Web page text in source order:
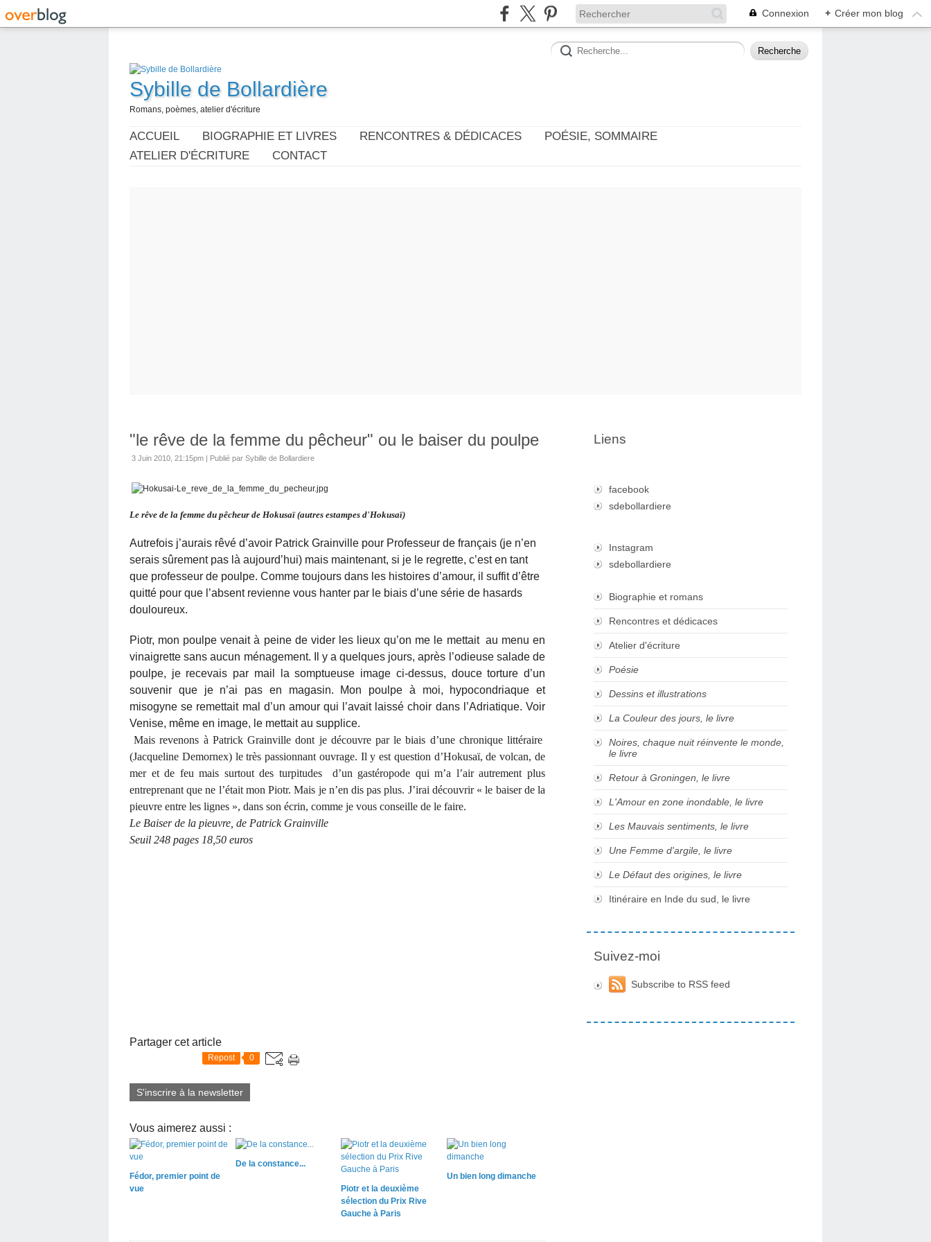
Connexion + Créer mon blog
Sybille de Bollardière
Romans, poèmes, atelier d'écriture
ACCUEIL BIOGRAPHIE ET LIVRES RENCONTRES & DÉDICACES
POÉSIE, SOMMAIRE
ATELIER D'ÉCRITURE
CONTACT
"le rêve de la femme du pêcheur" ou le baiser du poulpe
3 Juin 2010, 21:15pm | Publié par Sybille de Bollardiere
Le rêve de la femme du pêcheur de Hokusaï (autres estampes d'Hokusaï)
Autrefois j’aurais rêvé d’avoir Patrick Grainville pour Professeur de français (je n’en
serais sûrement pas là aujourd’hui) mais maintenant, si je le regrette, c’est en tant
que professeur de poulpe. Comme toujours dans les histoires d’amour, il suffit d’être
quitté pour que l’absent revienne vous hanter par le biais d’une série de hasards
douloureux.
Piotr, mon poulpe venait à peine de vider les lieux qu’on me le mettait au menu en
vinaigrette sans aucun ménagement. Il y a quelques jours, après l’odieuse salade de
poulpe, je recevais par mail la somptueuse image ci-dessus, douce torture d’un
souvenir que je n’ai pas en magasin. Mon poulpe à moi, hypocondriaque et
misogyne se remettait mal d’un amour qui l’avait laissé choir dans l’Adriatique. Voir
Venise, même en image, le mettait au supplice.
Mais revenons à Patrick Grainville dont je découvre par le biais d’une chronique littéraire
(Jacqueline Demornex) le très passionnant ouvrage. Il y est question d’Hokusaï, de volcan, de
mer et de feu mais surtout des turpitudes d’un gastéropode qui m’a l’air autrement plus
entreprenant que ne l’était mon Piotr. Mais je n’en dis pas plus. J’irai découvrir « le baiser de la
pieuvre entre les lignes », dans son écrin, comme je vous conseille de le faire.
Le Baiser de la pieuvre, de Patrick Grainville
Seuil 248 pages 18,50 euros
Partager cet article
Repost 0
S'inscrire à la newsletter
Vous aimerez aussi :
Fédor, premier point de
vue
De la constance...
Piotr et la deuxième
sélection du Prix Rive
Gauche à Paris
Un bien long dimanche
Liens
facebook
sdebollardiere
Instagram
sdebollardiere
Biographie et romans
Rencontres et dédicaces
Atelier d'écriture
Poésie
Dessins et illustrations
La Couleur des jours, le livre
Noires, chaque nuit réinvente le monde,
le livre
Retour à Groningen, le livre
L'Amour en zone inondable, le livre
Les Mauvais sentiments, le livre
Une Femme d'argile, le livre
Le Défaut des origines, le livre
Itinéraire en Inde du sud, le livre
Suivez-moi
Subscribe to RSS feed